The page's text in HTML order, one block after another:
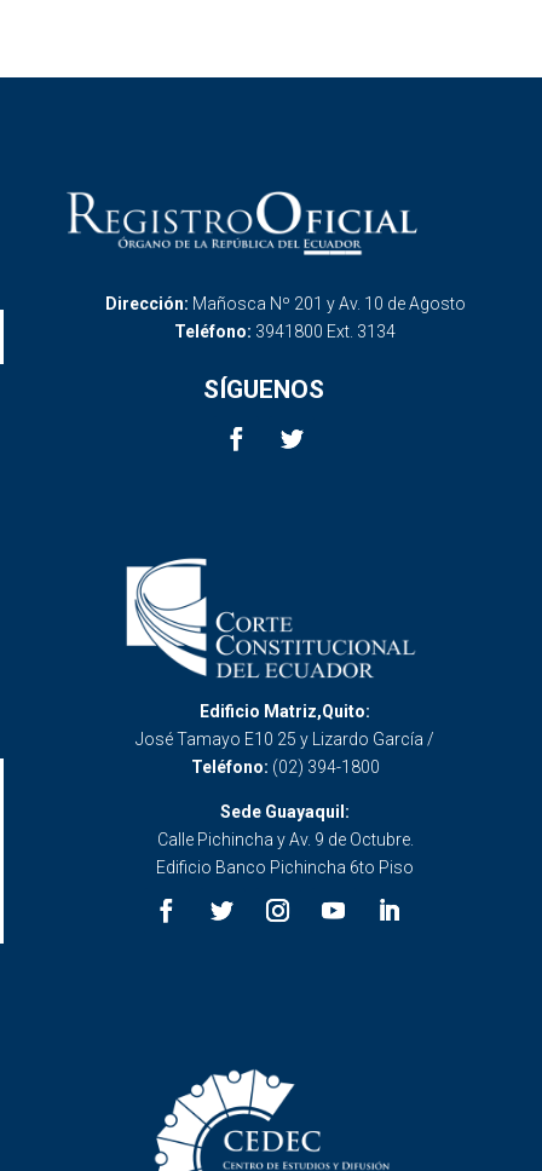
Dirección: Mañosca Nº 201 y Av. 10 de Agosto
Teléfono: 3941800 Ext. 3134
SÍGUENOS
Edificio Matriz,Quito:
José Tamayo E10 25 y Lizardo García /
Teléfono: (02) 394-1800
Sede Guayaquil:
Calle Pichincha y Av. 9 de Octubre.
Edificio Banco Pichincha 6to Piso